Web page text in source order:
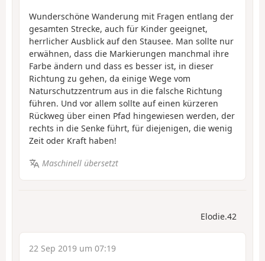
Wunderschöne Wanderung mit Fragen entlang der
gesamten Strecke, auch für Kinder geeignet,
herrlicher Ausblick auf den Stausee. Man sollte nur
erwähnen, dass die Markierungen manchmal ihre
Farbe ändern und dass es besser ist, in dieser
Richtung zu gehen, da einige Wege vom
Naturschutzzentrum aus in die falsche Richtung
führen. Und vor allem sollte auf einen kürzeren
Rückweg über einen Pfad hingewiesen werden, der
rechts in die Senke führt, für diejenigen, die wenig
Zeit oder Kraft haben!
Maschinell übersetzt
Elodie.42
22 Sep 2019 um 07:19